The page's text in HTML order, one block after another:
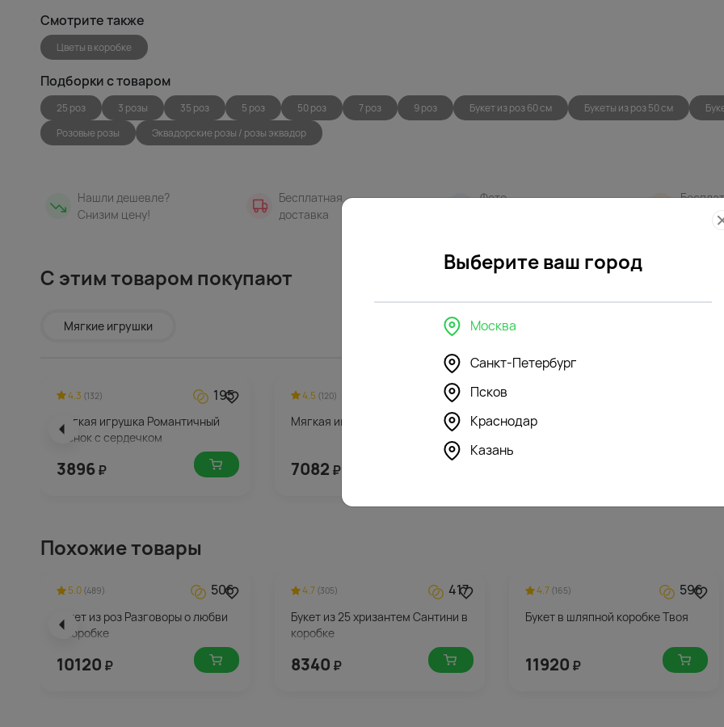
Смотрите также
Цветы в коробке
Подборки с товаром
25 роз 3 розы 35 роз 5 роз 50 роз 7 роз 9 роз Букет из роз 60 см Букеты из роз 50 см
Розовые розы
Эквадорские розы / розы эквадор
Нашли дешевле?
Снизим цену!
Бесплатная
доставка
Фото
С этим товаром покупают
Мягкие игрушки
4.3 (132) 195
Мягкая игрушка Романтичный
Щенок с сердечком
3896₽
4.5 (120) 355
Мягкая игрушка Зайка Глори
7082 ₽
Мягкая игрушка Зайка Ми в
Похожие товары
5.0 (489) 506
Букет из роз Разговоры о любви
в коробке
10120 ₽
4.7 (305) 417
Букет из 25 хризантем Сантини в
коробке
8340 ₽
4.7 (165) 596
Букет в шляпной коробке Твоя
11920 ₽
Выберите ваш город
Москва
Санкт-Петербург
Псков
Краснодар
Казань